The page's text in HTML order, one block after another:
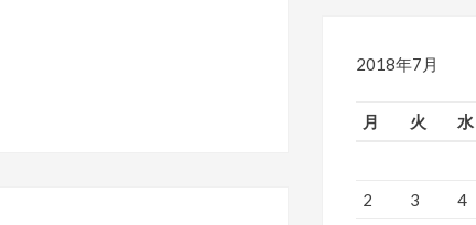
2018年7月
月 火 水
2
3 4